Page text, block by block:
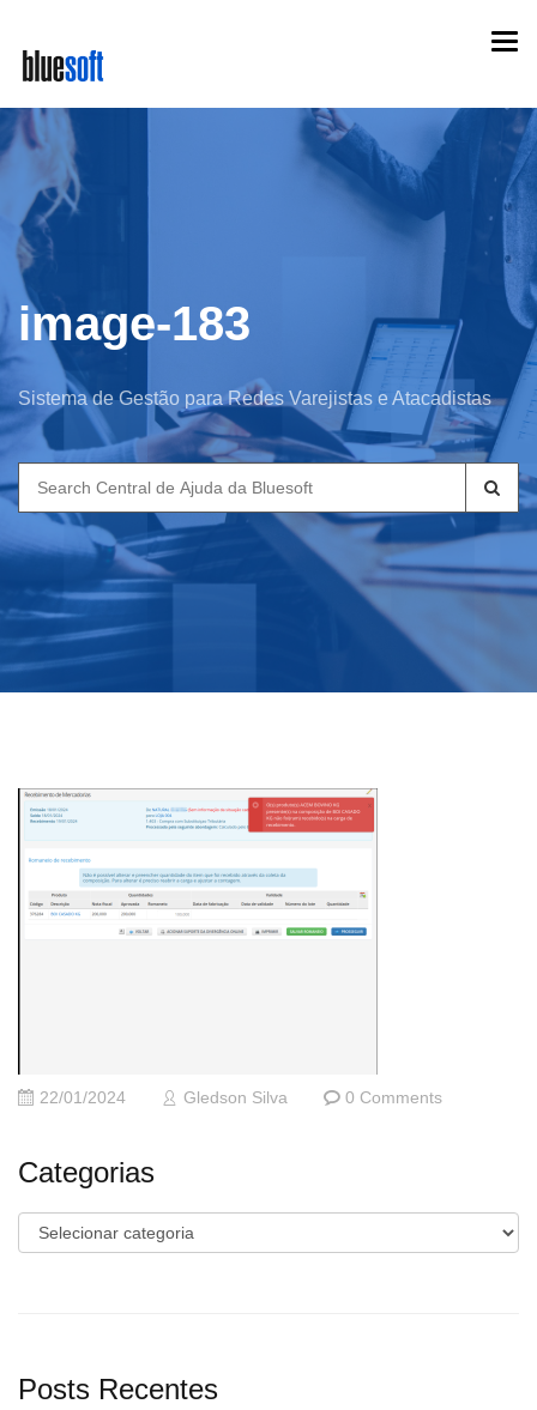
main
content
image-183
Sistema de Gestão para Redes Varejistas e Atacadistas
Search
for:
22/01/2024 Gledson Silva 0 Comments
Categorias
Categorias
Posts Recentes